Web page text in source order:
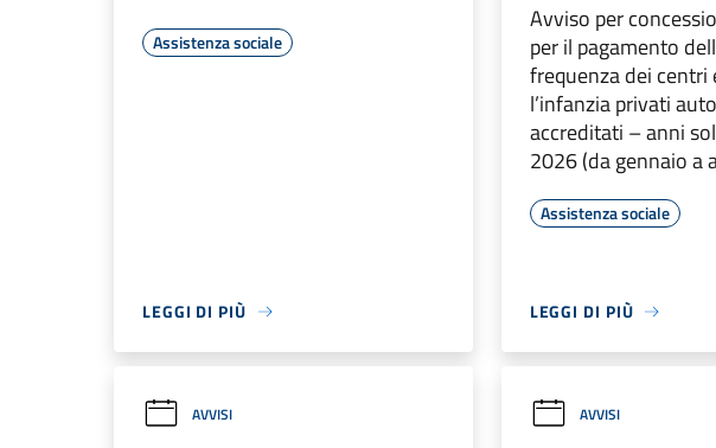
Assistenza sociale
LEGGI DI PIÙ
Avviso per
per il pagamento
frequenza dei centri
l’infanzia privati
accreditati – anni
2026 (da gennaio a
Assistenza sociale
LEGGI DI PIÙ
AVVISI AVVISI